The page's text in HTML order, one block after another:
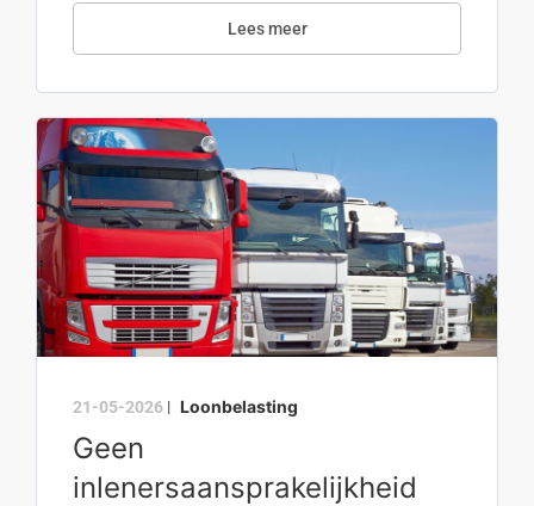
Lees meer
21-05-2026 | Loonbelasting
Geen
inlenersaansprakelijkheid